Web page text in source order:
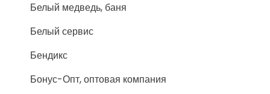
Белый медведь, баня
Белый сервис
Бендикс
Бонус-Опт, оптовая компания